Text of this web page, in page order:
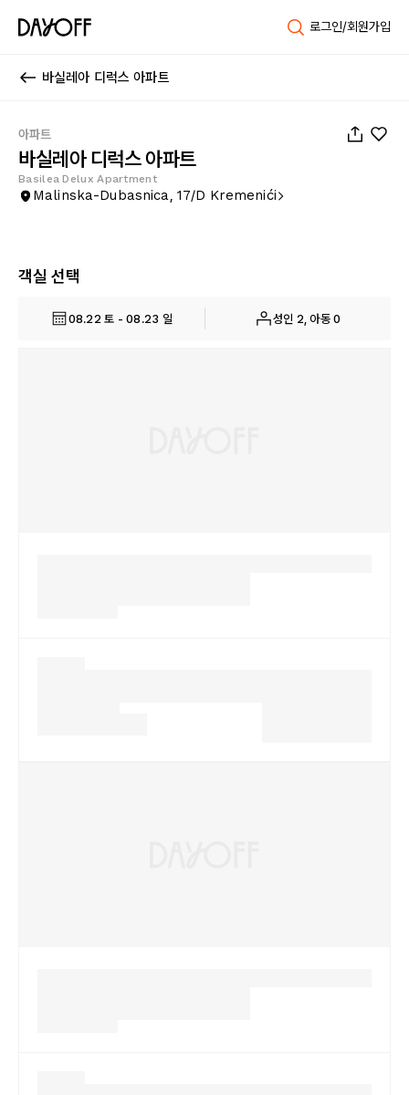
로그인/회원가입
바실레아 디럭스 아파트
아파트
바실레아 디럭스 아파트
Basilea Delux Apartment
Malinska-Dubasnica, 17/D Kremenići
객실 선택
08.22 토 - 08.23 일 성인 2, 아동 0